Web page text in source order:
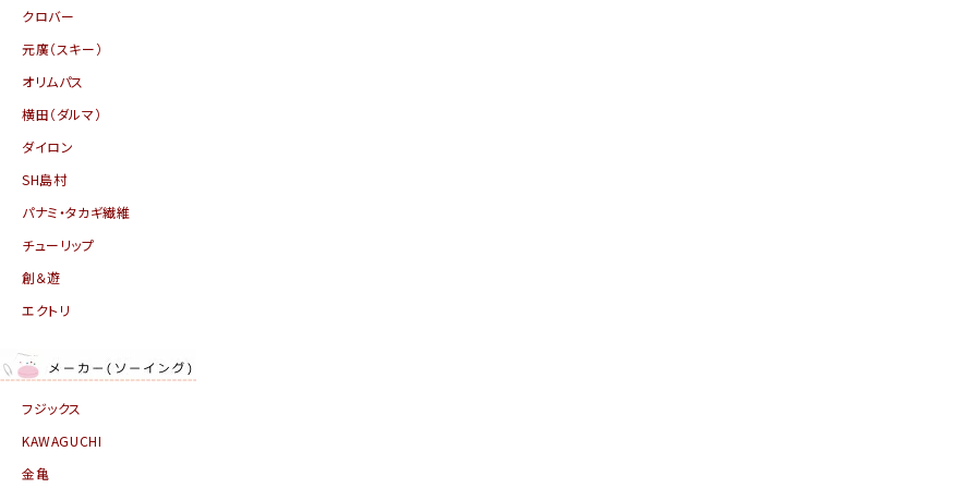
クロバー
元廣（スキー）
オリムパス
横田（ダルマ）
ダイロン
SH島村
パナミ・タカギ繊維
チューリップ
創＆遊
エクトリ
フジックス
KAWAGUCHI
金亀